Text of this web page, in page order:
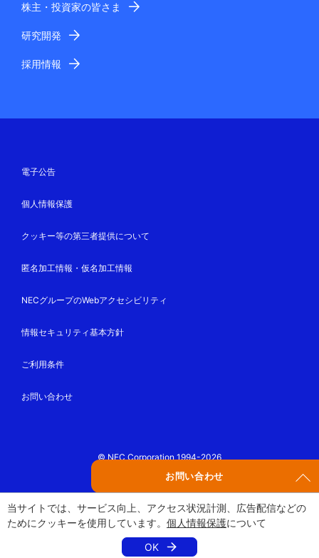
当サイトでは、サービス向上、アクセス状況計測、広告配信などの
ためにクッキーを使用しています。 個人情報保護について
OK
お問い合わせ
株主・投資家の皆さま
研究開発
採用情報
電子公告
個人情報保護
クッキー等の第三者提供について
匿名加工情報・仮名加工情報
NECグループのWebアクセシビリティ
情報セキュリティ基本方針
ご利用条件
お問い合わせ
© NEC Corporation 1994-2026